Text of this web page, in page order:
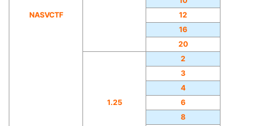
NASVCTF
12
16
20
1.25
2
3
4
6
8